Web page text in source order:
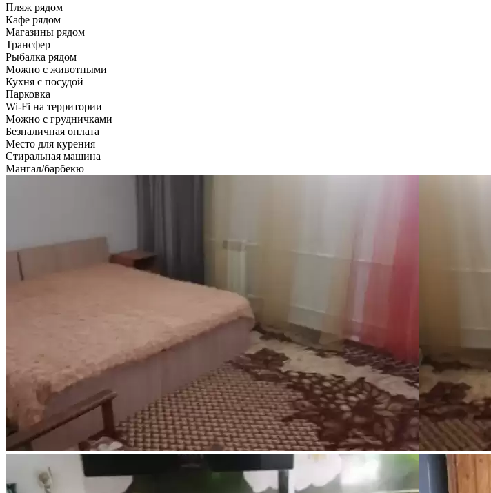
Пляж рядом
Кафе рядом
Магазины рядом
Трансфер
Рыбалка рядом
Можно с животными
Кухня с посудой
Парковка
Wi-Fi на территории
Можно с грудничками
Безналичная оплата
Место для курения
Стиральная машина
Мангал/барбекю